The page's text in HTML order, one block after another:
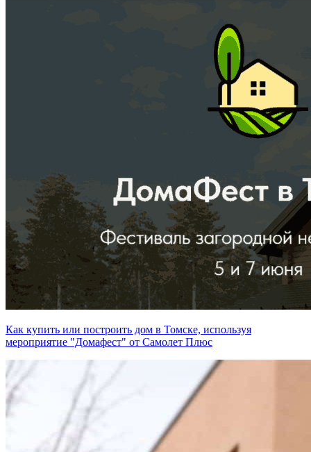
Как купить или построить дом в Томске, используя
мероприятие "Домафест" от Самолет Плюс